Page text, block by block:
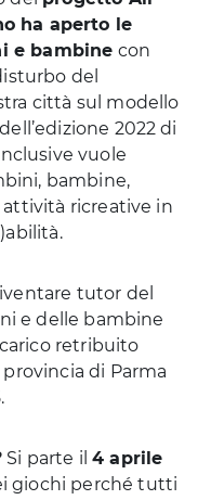
ha aperto le
e bambine con
del
città sul modello
2022 di
vuole
bambine,
attività ricreative in
tutor del
e delle bambine
retribuito
di Parma
Si parte il4 aprile
giochi perché tutti